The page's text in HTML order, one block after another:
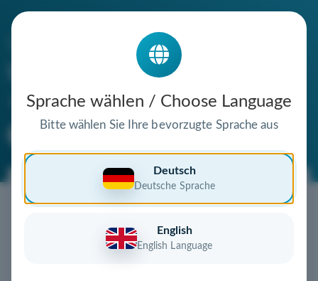
Sprache wählen / Choose Language
Bitte wählen Sie Ihre bevorzugte Sprache aus
Deutsch
Deutsche Sprache
English
English Language
steht zum Verkauf
Jetzt diese Wunschdomain
Diese Domain könnte schon bald Ihnen gehören!